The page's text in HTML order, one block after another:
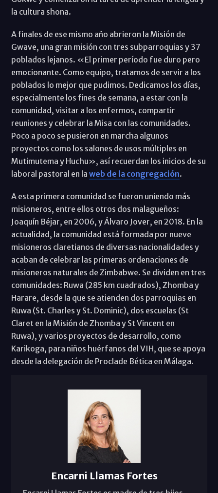
la cultura shona.
A finales de ese mismo año abrieron la Misión de
Gwave, una gran misión con tres subparroquias y 37
poblados lejanos. «El primer período fue duro pero
emocionante. Como equipo, tratamos de servir a los
poblados lo mejor que pudimos. Dedicamos los días,
especialmente los fines de semana, a estar con la
comunidad, visitar a los enfermos, compartir
reuniones y celebrar la Misa con las comunidades.
Poco a poco se pusieron en marcha algunos
proyectos como los salones de usos múltiples en
Mutimutema y Huchu», así recuerdan los inicios de su
laboral pastoral en la web de la congregación.
A esta primera comunidad se fueron uniendo más
misioneros, entre ellos otros dos malagueños:
Joaquín Béjar, en 2006, y Álvaro Jover, en 2018. En la
actualidad, la comunidad está formada por nueve
misioneros claretianos de diversas nacionalidades y
acaban de celebrar las primeras ordenaciones de
misioneros naturales de Zimbabwe. Se dividen en tres
comunidades: Ruwa (285 km cuadrados), Zhomba y
Harare, desde la que se atienden dos parroquias en
Ruwa (St. Charles y St. Dominic), dos escuelas (St
Claret en la Misión de Zhomba y St Vincent en
Ruwa), y varios proyectos de desarrollo, como
Karikoga, para niños huérfanos del VIH, que se apoya
desde la delegación de Proclade Bética en Málaga.
Encarni Llamas Fortes